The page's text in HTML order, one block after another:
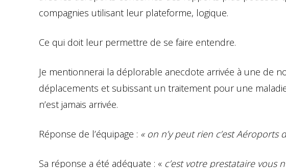
compagnies utilisant leur plateforme, logique.
Ce qui doit leur permettre de se faire entendre.
Je mentionnerai la déplorable anecdote arrivée à une de
déplacements et subissant un traitement pour une
n’est jamais arrivée.
Réponse de l’équipage : « on n’y peut rien c’est Aéroports
Sa réponse a été adéquate : « c’est votre prestataire vous